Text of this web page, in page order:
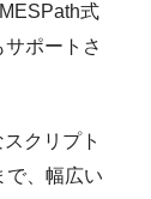
式
ポートさ
クリプト
で、幅広い